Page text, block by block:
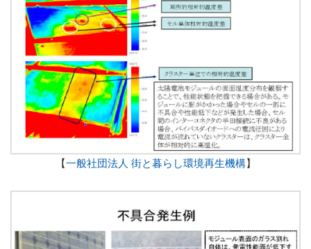
【一般社団法人 街と暮らし環境再生機構】